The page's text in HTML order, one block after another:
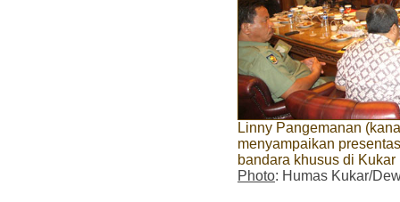
Linny Pangemanan
menyampaikan
bandara khusus di Kukar
Photo: Humas Kukar/